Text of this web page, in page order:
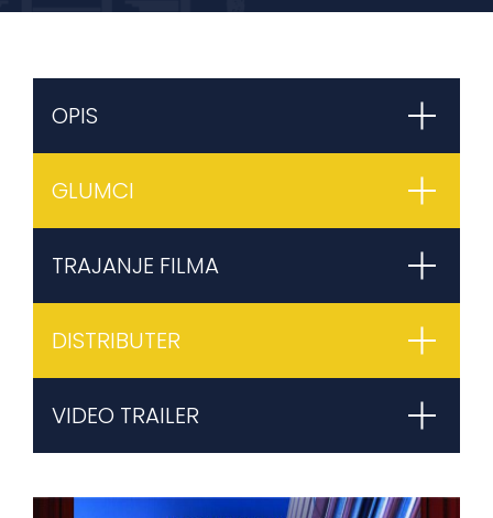
OPIS
GLUMCI
TRAJANJE FILMA
DISTRIBUTER
VIDEO TRAILER